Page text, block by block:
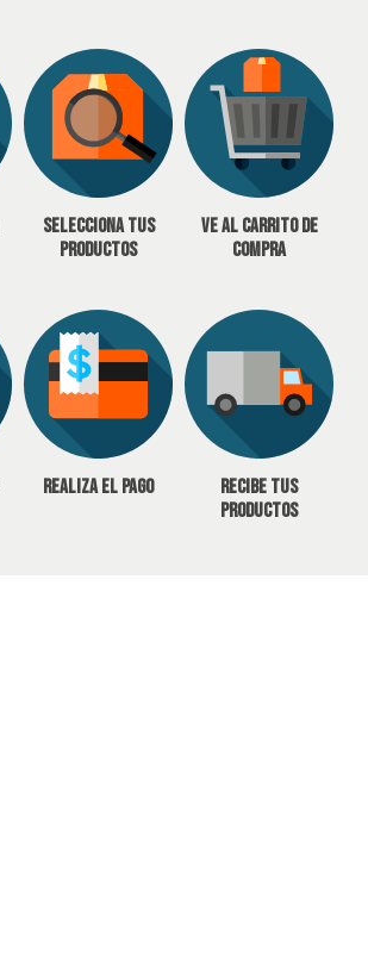
Selecciona tus
productos
Ve al carrito de
compra
Realiza el pago
Recibe tus
productos